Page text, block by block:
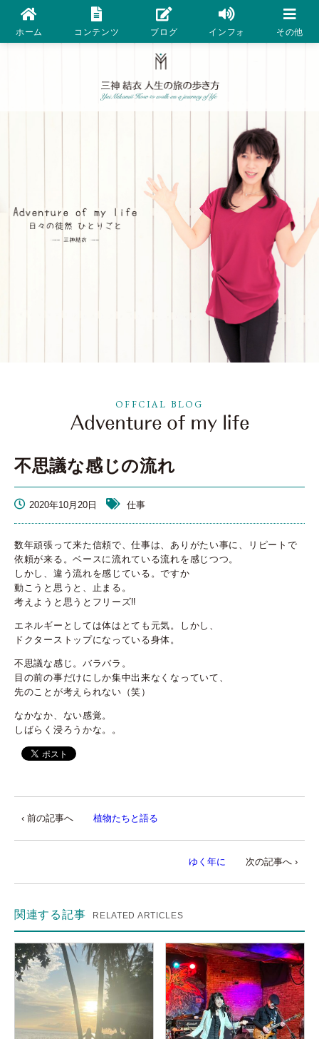
ホーム コンテンツ ブログ インフォ その他
OFFCIAL BLOG
不思議な感じの流れ
2020年10月20日 仕事
数年頑張って来た信頼で、仕事は、ありがたい事に、リピートで
依頼が来る。ベースに流れている流れを感じつつ。
しかし、違う流れを感じている。ですか
動こうと思うと、止まる。
考えようと思うとフリーズ‼️
エネルギーとしては体はとても元気。しかし、
ドクターストップになっている身体。
不思議な感じ。バラバラ。
目の前の事だけにしか集中出来なくなっていて、
先のことが考えられない（笑）
なかなか、ない感覚。
しばらく浸ろうかな。。
‹ 前の記事へ 植物たちと語る
ゆく年に 次の記事へ ›
関連する記事 RELATED ARTICLES